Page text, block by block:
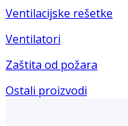
Ventilacijske rešetke
Ventilatori
Zaštita od požara
Ostali proizvodi